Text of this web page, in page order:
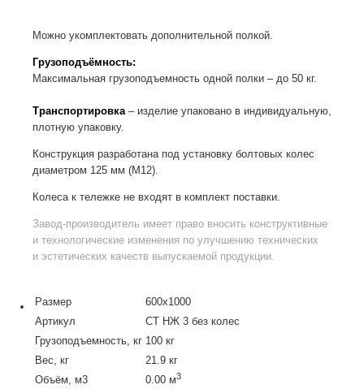
Можно укомплектовать дополнительной полкой.
Грузоподъёмность:
Максимальная грузоподъемность одной полки – до 50 кг.
Транспортировка– изделие упаковано в индивидуальную,
плотную упаковку.
Конструкция разработана под установку болтовых колес
диаметром 125 мм (М12).
Колеса к тележке не входят в комплект поставки.
Завод-производитель имеет право вносить конструктивные
и технологические изменения по улучшению технических
и эстетических качеств выпускаемой продукции.
Размер
600х1000
Артикул
СТ НЖ 3 без колес
Грузоподъемность, кг 100 кг
Вес, кг
21.9 кг
Объём, м3
0.00 м3